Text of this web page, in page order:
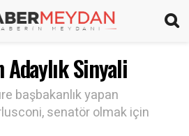
Adaylık Sinyali
başbakanlık yapan
senatör olmak için